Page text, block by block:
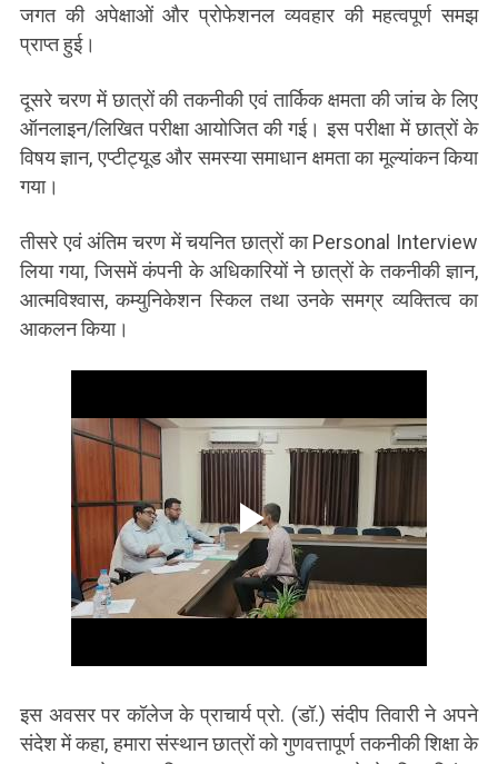
जगत की अपेक्षाओं और प्रोफेशनल व्यवहार की महत्वपूर्ण समझ
प्राप्त हुई।
दूसरे चरण में छात्रों की तकनीकी एवं तार्किक क्षमता की जांच के लिए
ऑनलाइन/लिखित परीक्षा आयोजित की गई। इस परीक्षा में छात्रों के
विषय ज्ञान, एप्टीट्यूड और समस्या समाधान क्षमता का मूल्यांकन किया
गया।
तीसरे एवं अंतिम चरण में चयनित छात्रों का Personal Interview
लिया गया, जिसमें कंपनी के अधिकारियों ने छात्रों के तकनीकी ज्ञान,
आत्मविश्वास, कम्युनिकेशन स्किल तथा उनके समग्र व्यक्तित्व का
आकलन किया।
इस अवसर पर कॉलेज के प्राचार्य प्रो. (डॉ.) संदीप तिवारी ने अपने
संदेश में कहा, हमारा संस्थान छात्रों को गुणवत्तापूर्ण तकनीकी शिक्षा के